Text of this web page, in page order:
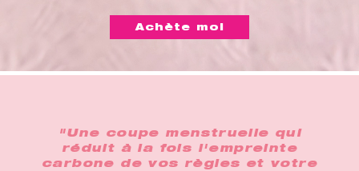
Achète moi
"Une coupe menstruelle qui
réduit à la fois l'empreinte
carbone de vos règles et votre